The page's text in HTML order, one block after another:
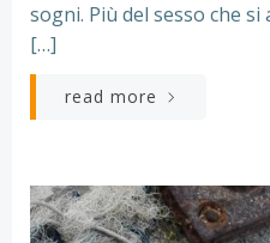
sogni. Più del sesso che si
[…]
read more